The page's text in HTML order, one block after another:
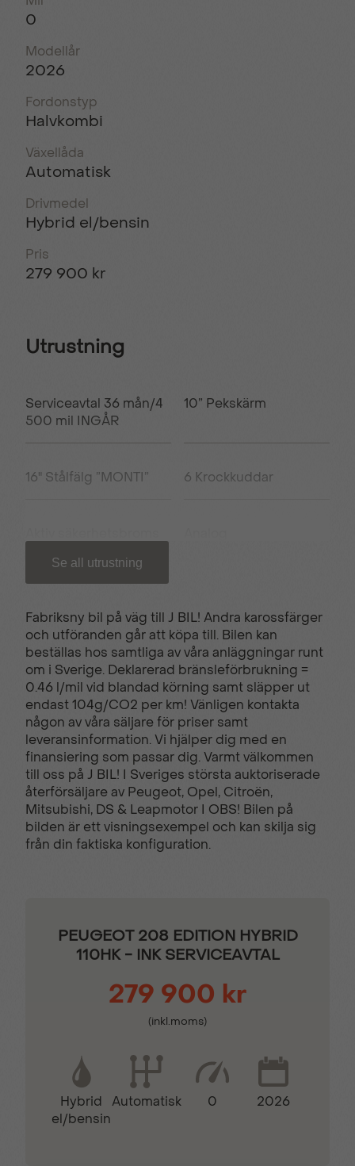
0
Modellår
2026
Fordonstyp
Halvkombi
Växellåda
Automatisk
Drivmedel
Hybrid el/bensin
Pris
279 900 kr
Utrustning
Serviceavtal 36 mån/4
500 mil INGÅR
10” Pekskärm
16" Stålfälg ”MONTI” 6 Krockkuddar
Blanksvart kylargrill
Elfönsterhissar fram &
bak
ESP & ABS-bromsar
Farthållare Frontkollisionvarning
LED-varselljus i 3-klo
design
Luftkonditionering
Perla Nera
Trådlös Apple CarPlay Trötthetsvarnare
Tygklädsel ”PNEUMA”
Se all utrustning
Fabriksny bil på väg till J BIL! Andra karossfärger
och utföranden går att köpa till. Bilen kan
beställas hos samtliga av våra anläggningar runt
om i Sverige. Deklarerad bränsleförbrukning =
0.46 l/mil vid blandad körning samt släpper ut
endast 104g/CO2 per km! Vänligen kontakta
någon av våra säljare för priser samt
leveransinformation. Vi hjälper dig med en
finansiering som passar dig. Varmt välkommen
till oss på J BIL! I Sveriges största auktoriserade
återförsäljare av Peugeot, Opel, Citroën,
Mitsubishi, DS & Leapmotor I OBS! Bilen på
bilden är ett visningsexempel och kan skilja sig
från din faktiska konfiguration.
PEUGEOT 208 EDITION HYBRID
110HK - INK SERVICEAVTAL
279 900 kr
(inkl.moms)
Hybrid
el/bensin
Automatisk 0 2026